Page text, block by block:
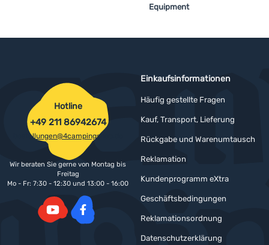
Equipment
Einkaufsinformationen
Häufig gestellte Fragen
Kauf, Transport, Lieferung
Rückgabe und Warenumtausch
Reklamation
Kundenprogramm eXtra
Geschäftsbedingungen
Reklamationsordnung
Datenschutzerklärung
Hotline
+49 211 86942674
bestellungen@4campingshop.de
Wir beraten Sie gerne von Montag bis
Freitag
Mo - Fr: 7:30 - 12:30 und 13:00 - 16:00